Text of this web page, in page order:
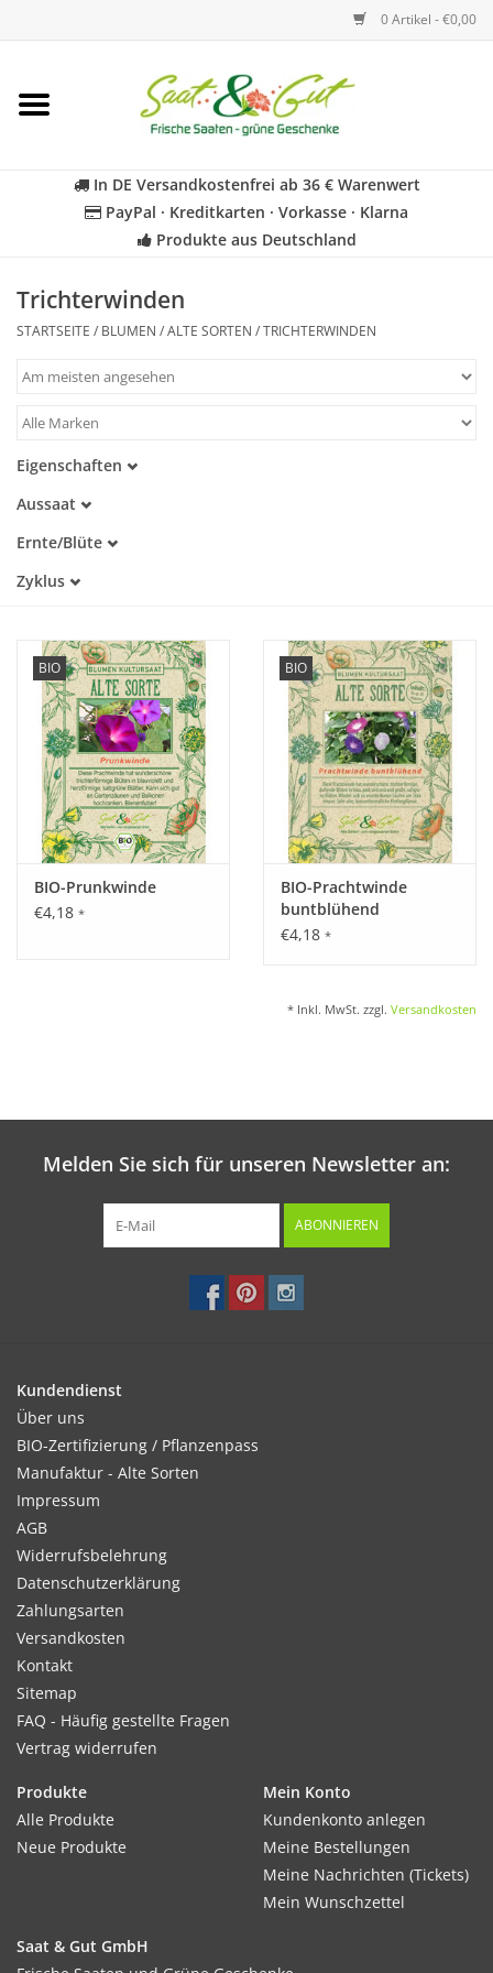
0 Artikel - €0,00
Startseite
Kräuter
Für Kinder
Geschenkideen
Katalog
In DE Versandkostenfrei ab 36 € Warenwert
PayPal · Kreditkarten · Vorkasse · Klarna
Produkte aus Deutschland
Trichterwinden
STARTSEITE / BLUMEN /ALTE SORTEN /TRICHTERWINDEN
Eigenschaften
Alte Sorte
Warmkeimer
Aussaat
April
Mai
Ernte/Blüte
Juli
September
Oktober
Zyklus
BIO
BIO-Prunkwinde
€4,18 *
BIO
BIO-Prachtwinde
buntblühend
€4,18 *
* Inkl. MwSt. zzgl. Versandkosten
Melden Sie sich für unseren Newsletter an:
ABONNIEREN
Kundendienst
Über uns
BIO-Zertifizierung / Pflanzenpass
Manufaktur - Alte Sorten
Impressum
AGB
Widerrufsbelehrung
Datenschutzerklärung
Zahlungsarten
Versandkosten
Kontakt
Sitemap
FAQ - Häufig gestellte Fragen
Vertrag widerrufen
Produkte
Alle Produkte
Neue Produkte
Mein Konto
Kundenkonto anlegen
Meine Bestellungen
Meine Nachrichten (Tickets)
Mein Wunschzettel
Saat & Gut GmbH